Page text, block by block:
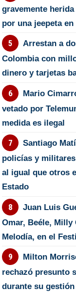
gravemente
por una jeepeta
Arrestan a
Colombia con
dinero y tarjetas
Mario
vetado por
medida es ilegal
Santiago
policías y
al igual que otros
Estado
Juan Luis
Omar, Beéle, Milly
Melodía, en el
Milton
rechazó presunto
durante su gestión